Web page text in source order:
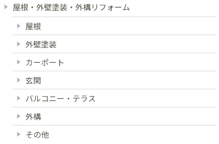
屋根・外壁塗装・外構リフォーム
屋根
外壁塗装
カーポート
玄関
バルコニー・テラス
外構
その他